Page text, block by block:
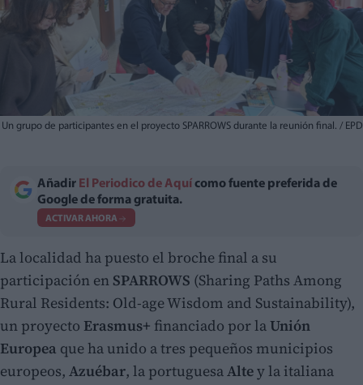
Un grupo de participantes en el proyecto SPARROWS durante la reunión final. /
Añadir El Periodico de Aquí como fuente preferida de
Google de forma gratuita.
ACTIVAR AHORA
La localidad ha puesto el broche final a su
participación en SPARROWS (Sharing Paths Among
Rural Residents: Old-age Wisdom and Sustainability),
un proyecto Erasmus+ financiado por laUnión
Europea que ha unido a tres pequeños municipios
europeos, Azuébar, la portuguesaAltey la italiana